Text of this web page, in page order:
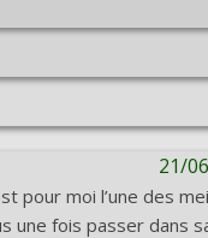
21/
pour moi l’une des
une fois passer dans